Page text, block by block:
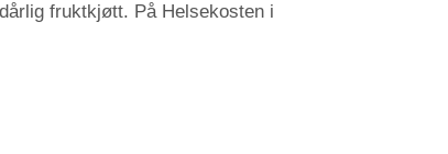
fruktkjøtt. På Helsekosten i